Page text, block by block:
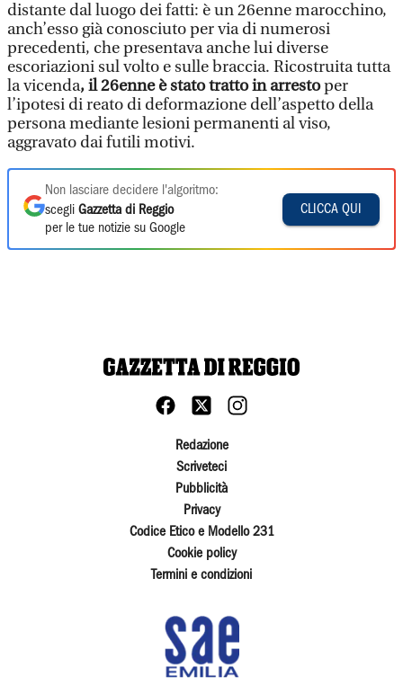
distante dal luogo dei fatti: è un 26enne marocchino,
anch’esso già conosciuto per via di numerosi
precedenti, che presentava anche lui diverse
escoriazioni sul volto e sulle braccia. Ricostruita tutta
la vicenda, il 26enne è stato tratto in arrestoper
l’ipotesi di reato di deformazione dell’aspetto della
persona mediante lesioni permanenti al viso,
aggravato dai futili motivi.
Non lasciare decidere l'algoritmo:
scegli Gazzetta di Reggio
per le tue notizie su Google
CLICCA QUI
Redazione
Scriveteci
Pubblicità
Privacy
Codice Etico e Modello 231
Cookie policy
Termini e condizioni